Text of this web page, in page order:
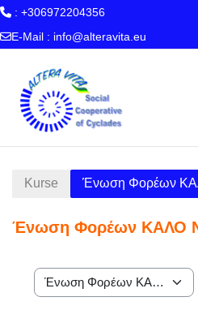
: +306972204356
E-Mail : info@alteravita.eu
Kurse Ένωση Φορέων
Ένωση Φορέων ΚΑΛΟ
Kursbereiche